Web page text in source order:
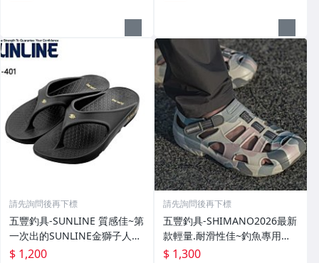
請先詢問後再下標
五豐釣具-SUNLINE 質感佳~第
一次出的SUNLINE金獅子人字
夾腳拖鞋SUS-401特價1200元
$ 1,200
請先詢問後再下標
五豐釣具-SHIMANO2026最新
款輕量.耐滑性佳~釣魚專用布
希涼鞋 FS-091I特價1300元
$ 1,300